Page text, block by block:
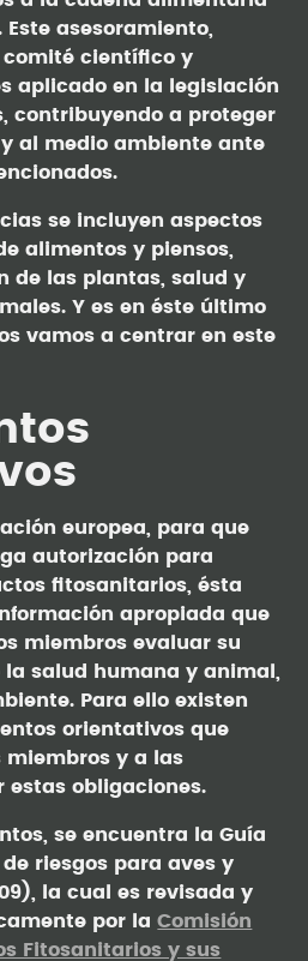
asesoramiento,
científico y
aplicado en la legislación
contribuyendo a proteger
al medio ambiente ante
se incluyen aspectos
alimentos y piensos,
de las plantas, salud y
Y es en éste último
vamos a centrar en este
europea, para que
autorización para
fitosanitarios, ésta
apropiada que
miembros evaluar su
salud humana y animal,
Para ello existen
orientativos que
miembros y a las
obligaciones.
se encuentra la Guía
riesgos para aves y
la cual es revisada y
por laComisión
Fitosanitarios y sus